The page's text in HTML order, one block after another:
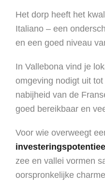
Het dorp heeft het
Italiano – een
en een goed niveau
In Vallebona vind je
omgeving nodigt uit
nabijheid van de
goed bereikbaar en
Voor wie overweegt
investeringspotentieel
zee en vallei vormen
oorspronkelijke